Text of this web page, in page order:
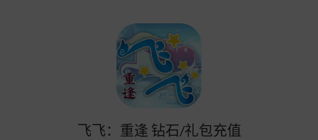
飞飞：重逢 钻石/礼包充值